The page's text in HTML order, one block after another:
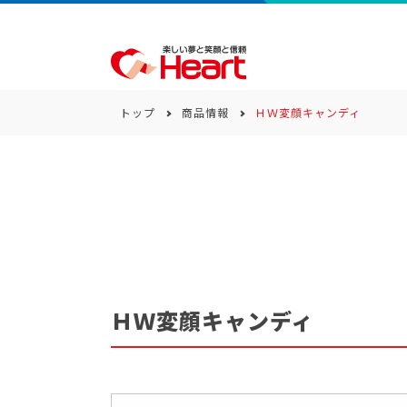
商品一覧 キーワー
カテゴリー
トップ 商品情報 ＨＷ変顔キャンディ
ＨＷ変顔キャンディ